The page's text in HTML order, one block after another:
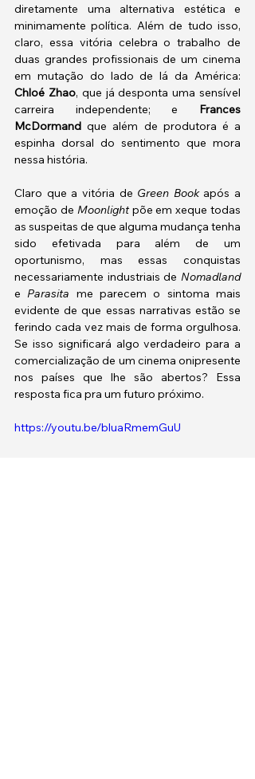
diretamente uma alternativa estética e
minimamente política. Além de tudo isso,
claro, essa vitória celebra o trabalho de
duas grandes profissionais de um cinema
Chloé Zhao, que já desponta uma sensível
carreira independente; e Frances
McDormand que além de produtora é a
espinha dorsal do sentimento que mora
nessa história.
Claro que a vitória de Green Book após a
emoção de Moonlight põe em xeque todas
as suspeitas de que alguma mudança tenha
sido efetivada para além de um
oportunismo, mas essas conquistas
necessariamente industriais de
Nomadland
e Parasita me parecem o sintoma mais
evidente de que essas narrativas estão se
ferindo cada vez mais de forma orgulhosa.
Se isso significará algo verdadeiro para a
comercialização de um cinema onipresente
nos países que lhe são abertos? Essa
resposta fica pra um futuro próximo.
https://youtu.be/bluaRmemGuU